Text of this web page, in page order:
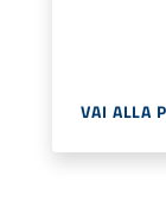
VAI ALLA